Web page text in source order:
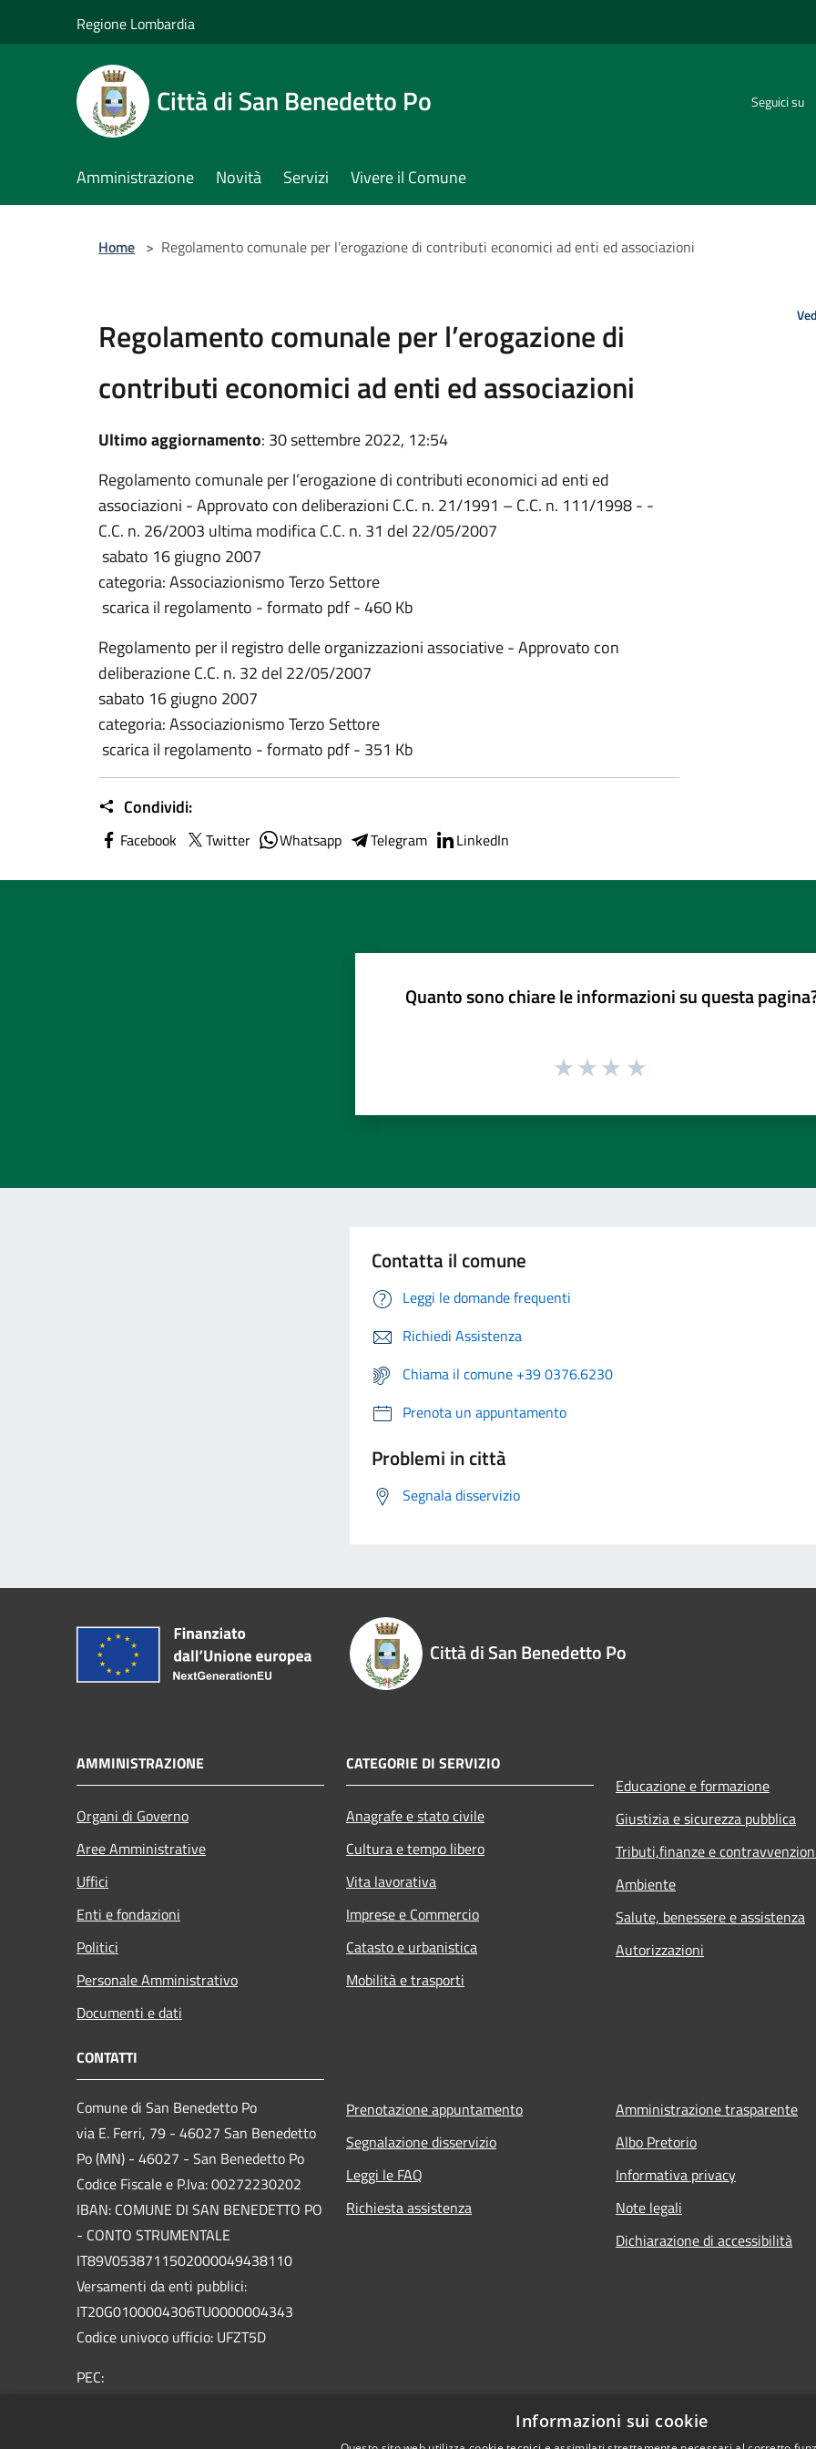
Regione Lombardia
Città di San Benedetto Po Seguici su
Amministrazione Novità Servizi Vivere il Comune
Home > Regolamento comunale per l’erogazione di contributi economici ad enti ed associazioni
Regolamento comunale per l’erogazione di
contributi economici ad enti ed associazioni
Ultimo aggiornamento: 30 settembre 2022, 12:54
Regolamento comunale per l’erogazione di contributi economici ad enti ed
associazioni - Approvato con deliberazioni C.C. n. 21/1991 – C.C. n. 111/1998 - -
C.C. n. 26/2003 ultima modifica C.C. n. 31 del 22/05/2007
sabato 16 giugno 2007
categoria: Associazionismo Terzo Settore
scarica il regolamento - formato pdf - 460 Kb
Regolamento per il registro delle organizzazioni associative - Approvato con
deliberazione C.C. n. 32 del 22/05/2007
sabato 16 giugno 2007
categoria: Associazionismo Terzo Settore
scarica il regolamento - formato pdf - 351 Kb
Condividi:
Facebook Twitter Whatsapp Telegram LinkedIn
Quanto sono chiare le informazioni su questa
Contatta il comune
Leggi le domande frequenti
Richiedi Assistenza
Chiama il comune +39 0376.6230
Prenota un appuntamento
Problemi in città
Segnala disservizio
Città di San Benedetto Po
AMMINISTRAZIONE
Organi di Governo
Aree Amministrative
Uffici
Enti e fondazioni
Politici
Personale Amministrativo
Documenti e dati
CATEGORIE DI SERVIZIO
Anagrafe e stato civile
Cultura e tempo libero
Vita lavorativa
Imprese e Commercio
Catasto e urbanistica
Mobilità e trasporti
Educazione e formazione
Giustizia e sicurezza pubblica
Tributi,finanze e
Ambiente
Salute, benessere e assistenza
Autorizzazioni
CONTATTI
Comune di San Benedetto Po
via E. Ferri, 79 - 46027 San Benedetto
Po (MN) - 46027 - San Benedetto Po
Codice Fiscale e P.Iva: 00272230202
IBAN: COMUNE DI SAN BENEDETTO PO
- CONTO STRUMENTALE
IT89V0538711502000049438110
Versamenti da enti pubblici:
IT20G0100004306TU0000004343
Codice univoco ufficio: UFZT5D
PEC:
Prenotazione appuntamento
Segnalazione disservizio
Leggi le FAQ
Richiesta assistenza
Amministrazione trasparente
Albo Pretorio
Informativa privacy
Note legali
Dichiarazione di accessibilità
Informazioni sui cookie